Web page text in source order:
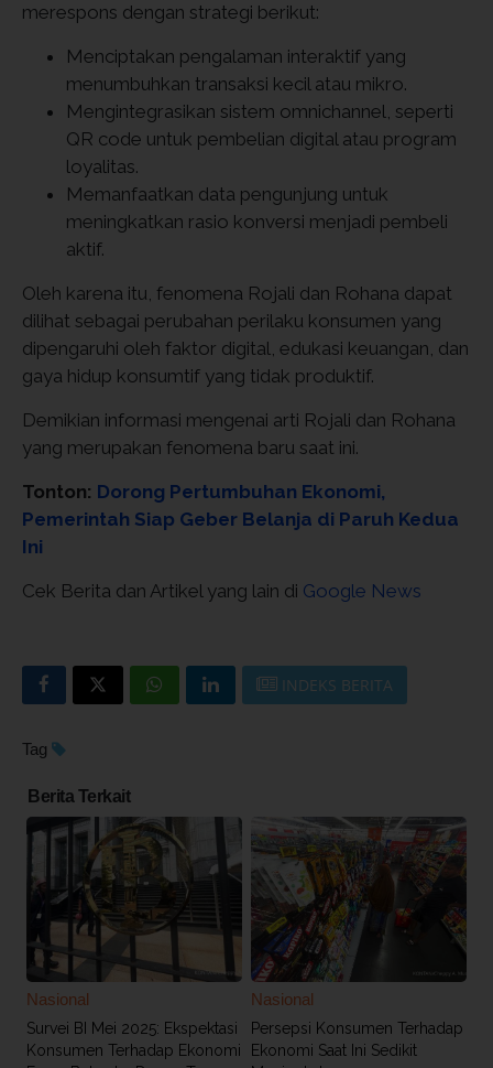
merespons dengan strategi berikut:
Menciptakan pengalaman interaktif yang
menumbuhkan transaksi kecil atau mikro.
Mengintegrasikan sistem omnichannel, seperti
QR code untuk pembelian digital atau program
loyalitas.
Memanfaatkan data pengunjung untuk
meningkatkan rasio konversi menjadi pembeli
aktif.
Oleh karena itu, fenomena Rojali dan Rohana dapat
dilihat sebagai perubahan perilaku konsumen yang
dipengaruhi oleh faktor digital, edukasi keuangan, dan
gaya hidup konsumtif yang tidak produktif.
Demikian informasi mengenai arti Rojali dan Rohana
yang merupakan fenomena baru saat ini.
Tonton: Dorong Pertumbuhan Ekonomi,
Pemerintah Siap Geber Belanja di Paruh Kedua
Ini
Cek Berita dan Artikel yang lain di Google News
INDEKS BERITA
Tag
Berita Terkait
Nasional
Survei BI Mei 2025: Ekspektasi
Konsumen Terhadap Ekonomi
Nasional
Persepsi Konsumen Terhadap
Ekonomi Saat Ini Sedikit